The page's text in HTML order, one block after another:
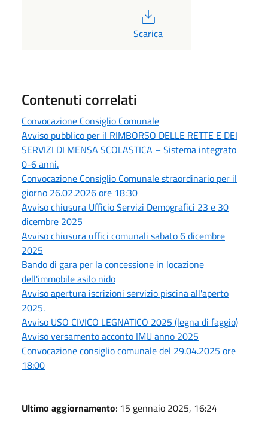
Scarica
Contenuti correlati
Convocazione Consiglio Comunale
Avviso pubblico per il RIMBORSO DELLE RETTE E DEI
SERVIZI DI MENSA SCOLASTICA – Sistema integrato
0-6 anni.
Convocazione Consiglio Comunale straordinario per il
giorno 26.02.2026 ore 18:30
Avviso chiusura Ufficio Servizi Demografici 23 e 30
dicembre 2025
Avviso chiusura uffici comunali sabato 6 dicembre
2025
Bando di gara per la concessione in locazione
dell'immobile asilo nido
Avviso apertura iscrizioni servizio piscina all'aperto
2025.
Avviso USO CIVICO LEGNATICO 2025 (legna di faggio)
Avviso versamento acconto IMU anno 2025
Convocazione consiglio comunale del 29.04.2025 ore
18:00
Ultimo aggiornamento: 15 gennaio 2025, 16:24